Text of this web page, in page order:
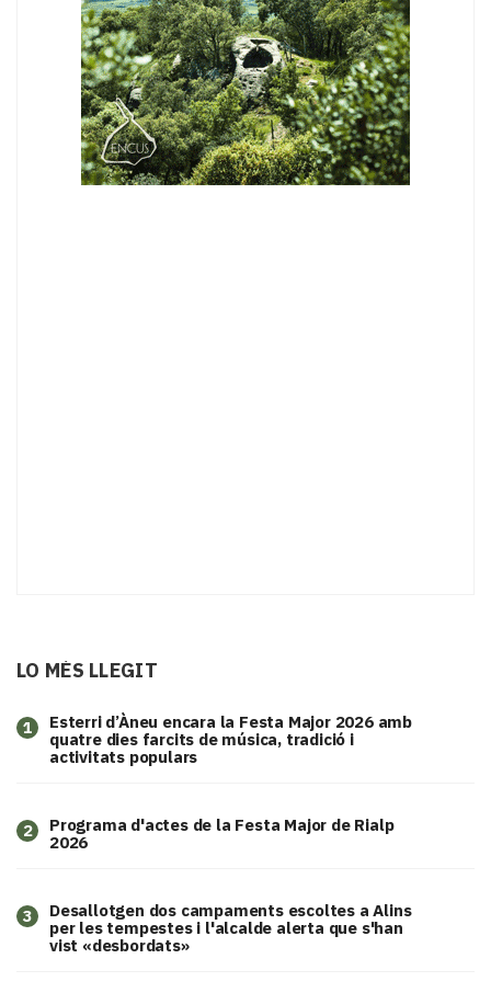
LO MÉS LLEGIT
1
Esterri d’Àneu encara la Festa Major 2026 amb
quatre dies farcits de música, tradició i
activitats populars
2
Programa d'actes de la Festa Major de Rialp
2026
3
​Desallotgen dos campaments escoltes a Alins
per les tempestes i l'alcalde alerta que s'han
vist «desbordats»